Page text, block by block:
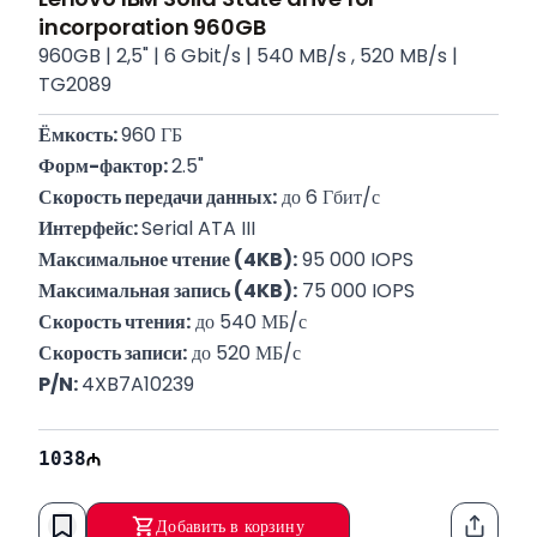
incorporation 960GB
960GB | 2,5" | 6 Gbit/s | 540 MB/s , 520 MB/s |
TG2089
Ёмкость: 960 ГБ
Форм-фактор: 2.5"
Скорость передачи данных: до 6 Гбит/с
Интерфейс: Serial ATA III
Максимальное чтение (4KB): 95 000 IOPS
Максимальная запись (4KB): 75 000 IOPS
Скорость чтения: до 540 МБ/с
Скорость записи: до 520 МБ/с
P/N: 4XB7A10239
1038
Добавить в корзину